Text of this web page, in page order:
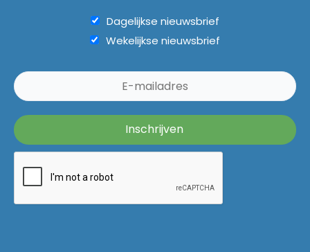
Dagelijkse nieuwsbrief
Wekelijkse nieuwsbrief